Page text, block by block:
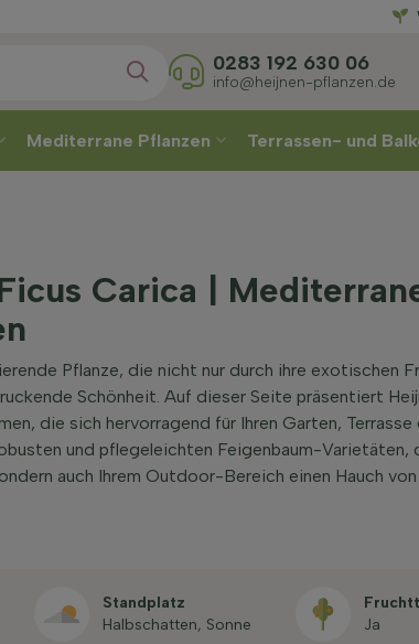
0283 192 630 06
info@heijnen-pflanzen.de
Mediterrane Pflanzen Terrassen- und
Carica |
Pflanze, die nicht nur durch ihre exotischen
Schönheit. Auf dieser Seite präsentiert
die sich hervorragend für Ihren Garten,
und pflegeleichten Feigenbaum-Varietäten,
auch Ihrem Outdoor-Bereich einen Hauch
Standplatz
Halbschatten, Sonne
Ja